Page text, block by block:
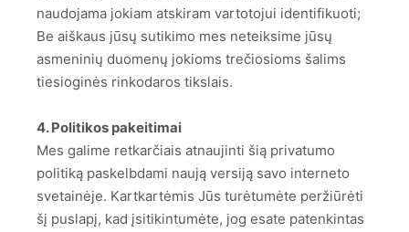
naudojama jokiam atskiram vartotojui identifikuoti;
Be aiškaus jūsų sutikimo mes neteiksime jūsų
asmeninių duomenų jokioms trečiosioms šalims
tiesioginės rinkodaros tikslais.
4. Politikos pakeitimai
Mes galime retkarčiais atnaujinti šią privatumo
politiką paskelbdami naują versiją savo interneto
svetainėje. Kartkartėmis Jūs turėtumėte peržiūrėti
šį puslapį, kad įsitikintumėte, jog esate patenkintas